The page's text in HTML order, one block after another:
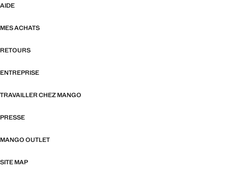
AIDE
MES ACHATS
RETOURS
ENTREPRISE
TRAVAILLER CHEZ MANGO
PRESSE
MANGO OUTLET
SITE MAP